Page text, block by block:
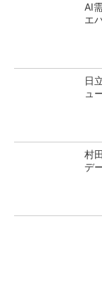
AI
エ
日
ュ
村
デ